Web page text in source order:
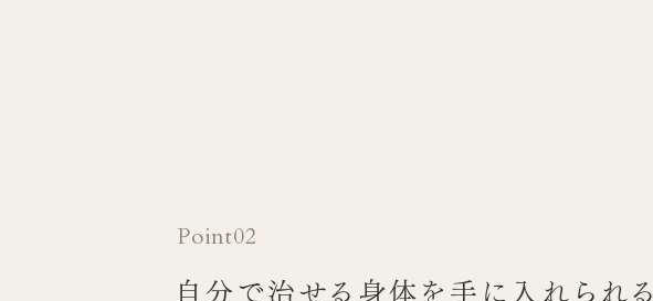
Point02
自分で治せる身体を手に入れられる